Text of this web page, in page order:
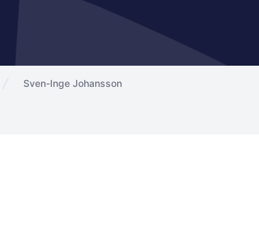
Sven-Inge Johansson